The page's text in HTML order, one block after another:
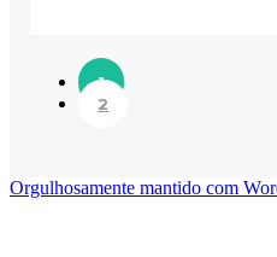
1
2
Orgulhosamente mantido com